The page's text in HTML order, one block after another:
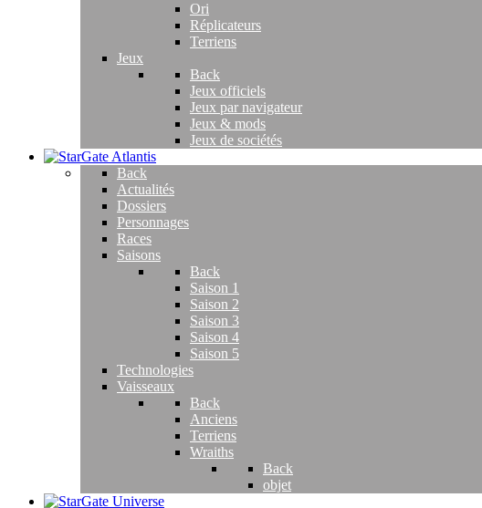
Ori
Réplicateurs
Terriens
Jeux
Back
Jeux officiels
Jeux par navigateur
Jeux & mods
Jeux de sociétés
Back
Actualités
Dossiers
Personnages
Races
Saisons
Back
Saison 1
Saison 2
Saison 3
Saison 4
Saison 5
Technologies
Vaisseaux
Back
Anciens
Terriens
Wraiths
Back
objet